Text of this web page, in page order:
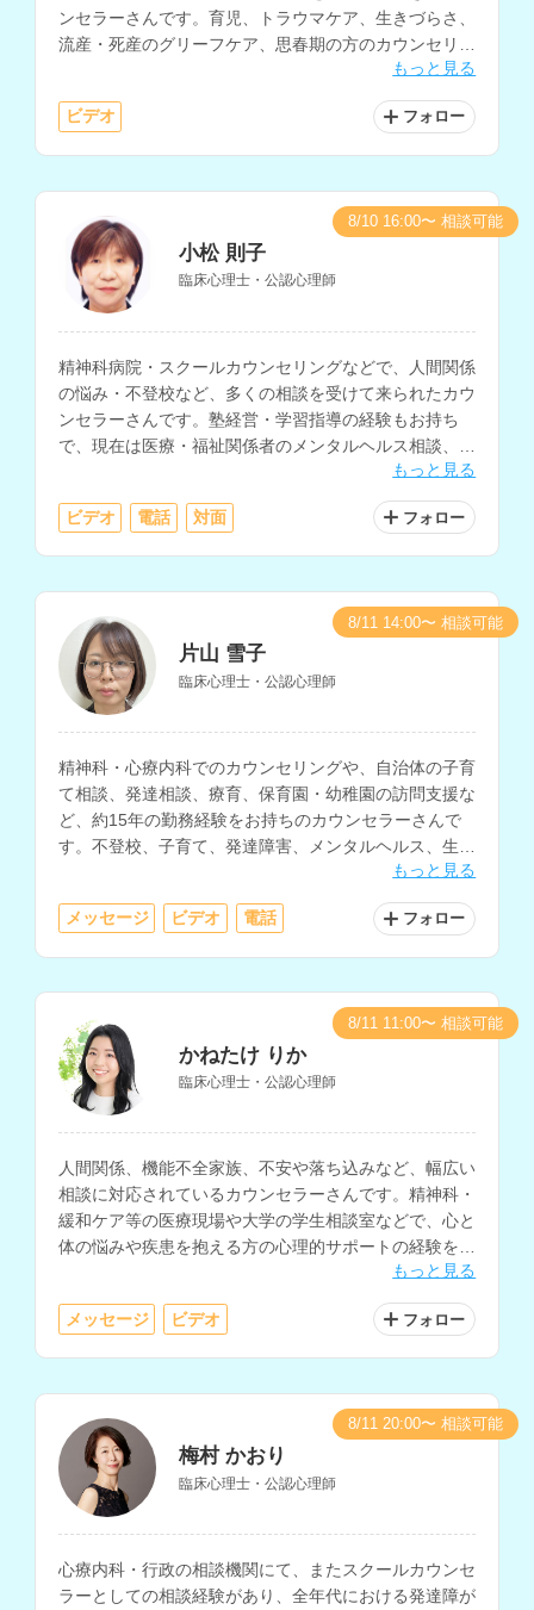
ンセラーさんです。育児、トラウマケア、生きづらさ、
流産・死産のグリーフケア、思春期の方のカウンセリン
もっと見る
ビデオ フォロー
小松 則子
臨床心理士・公認心理師
精神科病院・スクールカウンセリングなどで、人間関係
の悩み・不登校など、多くの相談を受けて来られたカウ
ンセラーさんです。塾経営・学習指導の経験もお持ち
で、現在は医療・福祉関係者のメンタルヘルス相談、大
学の学生相談、小中学生・保護者の相談などを行ってお
もっと見る
ビデオ 電話 対面 フォロー
8/10 16:00〜 相談可能
片山 雪子
臨床心理士・公認心理師
精神科・心療内科でのカウンセリングや、自治体の子育
て相談、発達相談、療育、保育園・幼稚園の訪問支援な
ど、約15年の勤務経験をお持ちのカウンセラーさんで
す。不登校、子育て、発達障害、メンタルヘルス、生き
もっと見る
メッセージ ビデオ 電話 フォロー
8/11 14:00〜 相談可能
かねたけ りか
臨床心理士・公認心理師
人間関係、機能不全家族、不安や落ち込みなど、幅広い
相談に対応されているカウンセラーさんです。精神科・
緩和ケア等の医療現場や大学の学生相談室などで、心と
体の悩みや疾患を抱える方の心理的サポートの経験をお
持ちで、夢分析などのイメージを用いたアプローチも取
り入れられています。
もっと見る
メッセージ ビデオ フォロー
8/11 11:00〜 相談可能
梅村 かおり
臨床心理士・公認心理師
心療内科・行政の相談機関にて、またスクールカウンセ
ラーとしての相談経験があり、全年代における発達障が
8/11 20:00〜 相談可能